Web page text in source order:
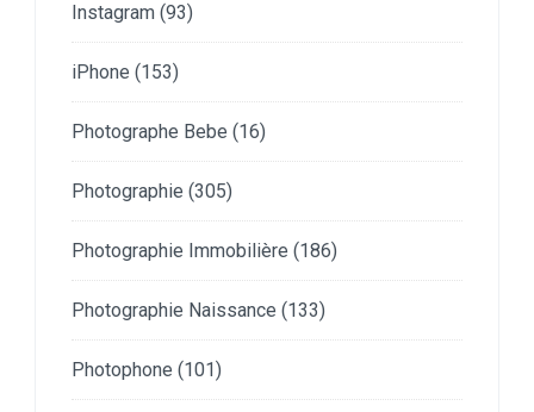
Instagram (93)
iPhone (153)
Photographe Bebe (16)
Photographie (305)
Photographie Immobilière (186)
Photographie Naissance (133)
Photophone (101)